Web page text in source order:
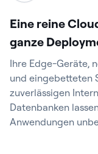
Eine reine
ganze
Ihre Edge-Geräte,
und eingebetteten
zuverlässigen
Datenbanken
Anwendungen